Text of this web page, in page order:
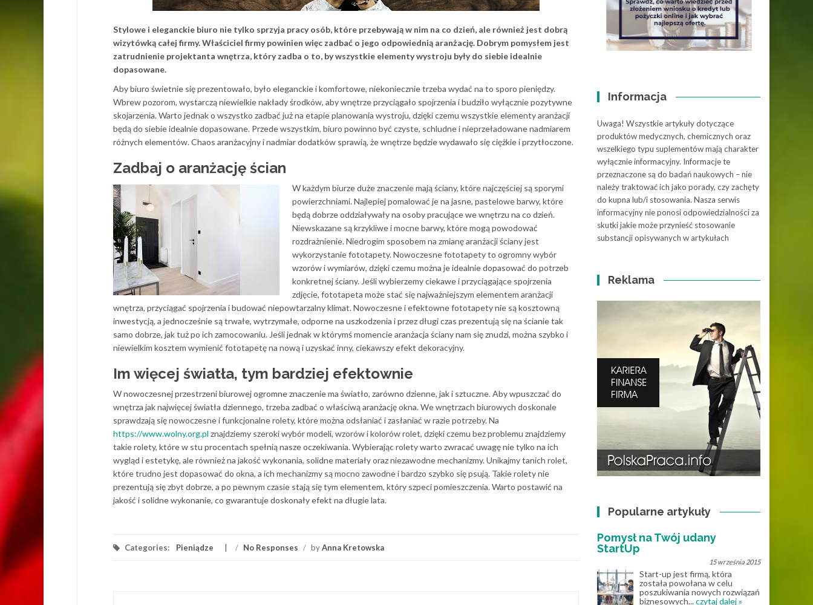
Stylowe i eleganckie biuro nie tylko sprzyja pracy osób, które przebywają w nim na co dzień, ale również jest dobrą
wizytówką całej firmy. Właściciel firmy powinien więc zadbać o jego odpowiednią aranżację. Dobrym pomysłem jest
zatrudnienie projektanta wnętrza, który zadba o to, by wszystkie elementy wystroju były do siebie idealnie
dopasowane.
Aby biuro świetnie się prezentowało, było eleganckie i komfortowe, niekoniecznie trzeba wydać na to sporo pieniędzy.
Wbrew pozorom, wystarczą niewielkie nakłady środków, aby wnętrze przyciągało spojrzenia i budziło wyłącznie pozytywne
skojarzenia. Warto jednak o wszystko zadbać już na etapie planowania wystroju, dzięki czemu wszystkie elementy aranżacji
będą do siebie idealnie dopasowane. Przede wszystkim, biuro powinno być czyste, schludne i nieprzeładowane nadmiarem
różnych elementów. Chaos aranżacyjny i nadmiar dodatków sprawią, że wnętrze będzie wydawało się ciężkie i przytłoczone.
Zadbaj o aranżację ścian
W każdym biurze duże znaczenie mają ściany, które najczęściej są sporymi
powierzchniami. Najlepiej pomalować je na jasne, pastelowe barwy, które
będą dobrze oddziaływały na osoby pracujące we wnętrzu na co dzień.
Niewskazane są krzykliwe i mocne barwy, które mogą powodować
rozdrażnienie. Niedrogim sposobem na zmianę aranżacji ściany jest
wykorzystanie fototapety. Nowoczesne fototapety to ogromny wybór
wzorów i wymiarów, dzięki czemu można je idealnie dopasować do potrzeb
konkretnej ściany. Jeśli wybierzemy ciekawe i przyciągające spojrzenia
zdjęcie, fototapeta może stać się najważniejszym elementem aranżacji
wnętrza, przyciągać spojrzenia i budować niepowtarzalny klimat. Nowoczesne i efektowne fototapety nie są kosztowną
inwestycją, a jednocześnie są trwałe, wytrzymałe, odporne na uszkodzenia i przez długi czas prezentują się na ścianie tak
samo dobrze, jak tuż po ich zamocowaniu. Jeśli jednak w którymś momencie aranżacja ściany nam się znudzi, można szybko i
niewielkim kosztem wymienić fototapetę na nową i uzyskać inny, ciekawszy efekt dekoracyjny.
Im więcej światła, tym bardziej efektownie
W nowoczesnej przestrzeni biurowej ogromne znaczenie ma światło, zarówno dzienne, jak i sztuczne. Aby wpuszczać do
wnętrza jak najwięcej światła dziennego, trzeba zadbać o właściwą aranżację okna. We wnętrzach biurowych doskonale
sprawdzają się nowoczesne i funkcjonalne rolety, które można odsłaniać i zasłaniać w razie potrzeby. Na
https://www.wolny.org.pl znajdziemy szeroki wybór modeli, wzorów i kolorów rolet, dzięki czemu bez problemu znajdziemy
takie rolety, które w stu procentach spełnią nasze oczekiwania. Wybierając rolety warto zwracać uwagę nie tylko na ich
wygląd i estetykę, ale również na jakość wykonania, solidne materiały oraz niezawodne mechanizmy. Unikajmy tanich rolet,
które trudno jest dopasować do okna, a ich mechanizmy są mocno zawodne i bardzo szybko się psują. Takie rolety nie
prezentują się zbyt dobrze, a po pewnym czasie stają się tym elementem, który szpeci pomieszczenia. Warto postawić na
jakość i solidne wykonanie, co gwarantuje doskonały efekt na długie lata.
Categories: Pieniądze / No Responses / byAnna Kretowska
Informacja
Uwaga! Wszystkie artykuły dotyczące
produktów medycznych, chemicznych oraz
wszelkiego typu suplementów mają charakter
wyłącznie informacyjny. Informacje te
przeznaczone są do badań naukowych – nie
należy traktować ich jako porady, czy zachęty
do kupna lub/i stosowania. Nasza serwis
informacyjny nie ponosi odpowiedzialności za
skutki jakie może przynieść stosowanie
substancji opisywanych w artykułach
Reklama
Popularne artykuły
Pomysł na Twój udany
StartUp
15 września 2015
Start-up jest firmą, która
została powołana w celu
poszukiwania nowych rozwiązań
biznesowych...czytaj dalej »